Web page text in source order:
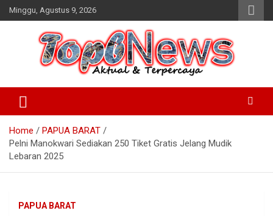
Skip
to
Minggu, Agustus 9, 2026
Home
PAPUA BARAT
Pelni Manokwari Sediakan 250 Tiket Gratis Jelang Mudik
Lebaran 2025
PAPUA BARAT